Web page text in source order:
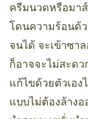
ครีมนวดหรือมา
โดนความร้อนด้
จนได้ จะเข้าซา
ก็อาจจะไม่สะด
แก้ไขด้วยตัวเอ
แบบไม่ต้องล้าง